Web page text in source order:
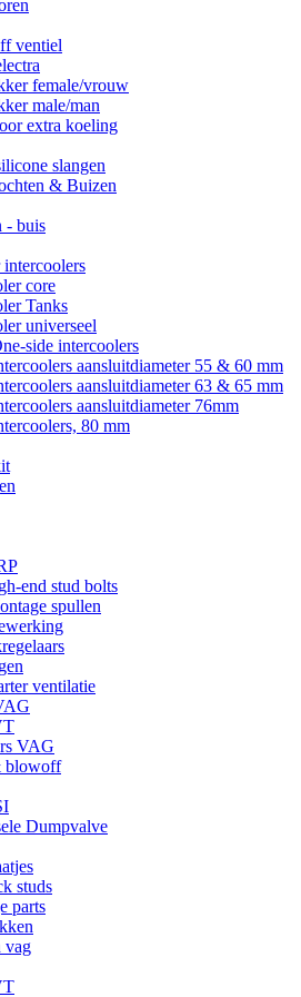
ventiel
female/vrouw
male/man
extra koeling
slangen
& Buizen
- buis
intercoolers
core
Tanks
universeel
side intercoolers
aansluitdiameter 55 & 60 mm
aansluitdiameter 63 & 65 mm
aansluitdiameter 76mm
80 mm
end stud bolts
spullen
ventilatie
VAG
blowoff
Dumpvalve
studs
parts
vag